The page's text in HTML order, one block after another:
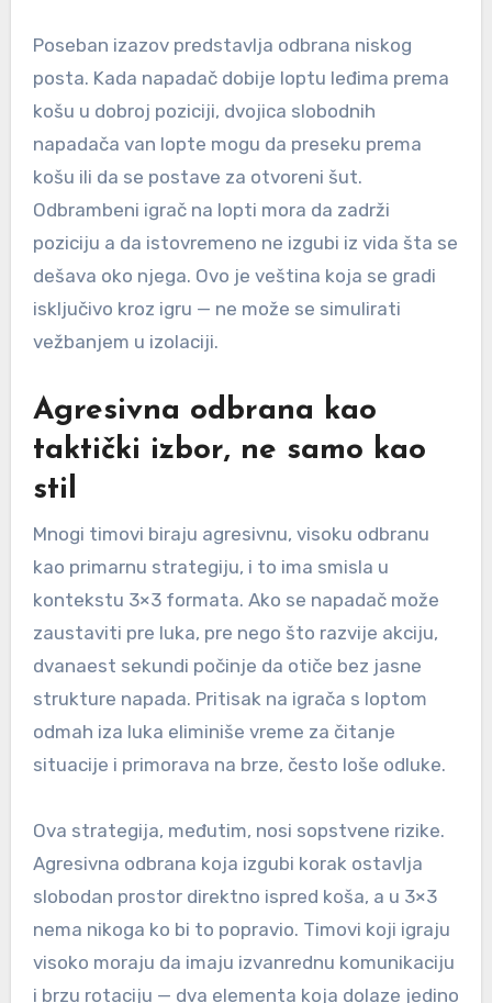
Poseban izazov predstavlja odbrana niskog
posta. Kada napadač dobije loptu leđima prema
košu u dobroj poziciji, dvojica slobodnih
napadača van lopte mogu da preseku prema
košu ili da se postave za otvoreni šut.
Odbrambeni igrač na lopti mora da zadrži
poziciju a da istovremeno ne izgubi iz vida šta se
dešava oko njega. Ovo je veština koja se gradi
isključivo kroz igru — ne može se simulirati
vežbanjem u izolaciji.
Agresivna odbrana kao
taktički izbor, ne samo kao
stil
Mnogi timovi biraju agresivnu, visoku odbranu
kao primarnu strategiju, i to ima smisla u
kontekstu 3×3 formata. Ako se napadač može
zaustaviti pre luka, pre nego što razvije akciju,
dvanaest sekundi počinje da otiče bez jasne
strukture napada. Pritisak na igrača s loptom
odmah iza luka eliminiše vreme za čitanje
situacije i primorava na brze, često loše odluke.
Ova strategija, međutim, nosi sopstvene rizike.
Agresivna odbrana koja izgubi korak ostavlja
slobodan prostor direktno ispred koša, a u 3×3
nema nikoga ko bi to popravio. Timovi koji igraju
visoko moraju da imaju izvanrednu komunikaciju
i brzu rotaciju — dva elementa koja dolaze jedino